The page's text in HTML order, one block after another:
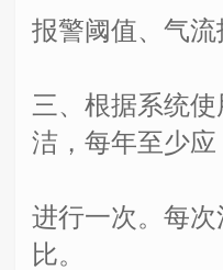
报警阈值、气
三、根据系统
洁，每年至少应
进行一次。每
比。